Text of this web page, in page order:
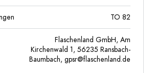
TO 82
Flaschenland GmbH, Am
Kirchenwald 1, 56235 Ransbach-
Baumbach, gpsr@flaschenland.de